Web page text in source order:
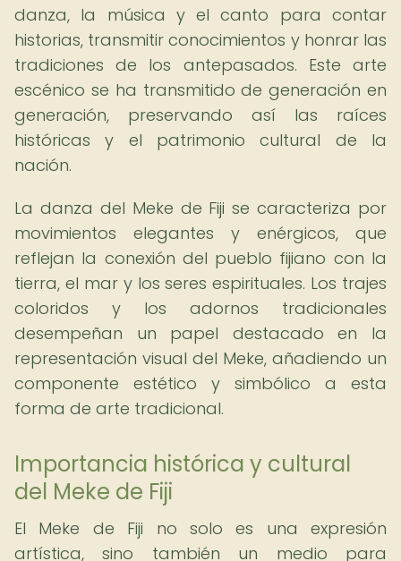
danza, la música y el canto para contar
historias, transmitir conocimientos y honrar las
tradiciones de los antepasados. Este arte
escénico se ha transmitido de generación en
generación, preservando así las raíces
históricas y el patrimonio cultural de la
nación.
La danza del Meke de Fiji se caracteriza por
movimientos elegantes y enérgicos, que
reflejan la conexión del pueblo fijiano con la
tierra, el mar y los seres espirituales. Los trajes
coloridos y los adornos tradicionales
desempeñan un papel destacado en la
representación visual del Meke, añadiendo un
componente estético y simbólico a esta
forma de arte tradicional.
Importancia histórica y cultural
del Meke de Fiji
El Meke de Fiji no solo es una expresión
artística, sino también un medio para